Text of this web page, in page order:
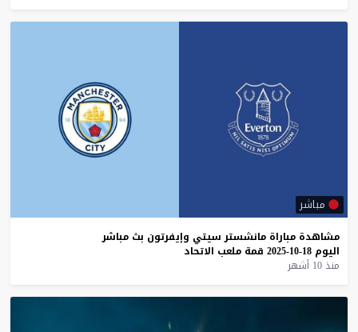
مباشر
مشاهدة مباراة مانشستر سيتي وإيفرتون بث مباشر
اليوم 18-10-2025 قمة ملعب الاتحاد
منذ 10 أشهر